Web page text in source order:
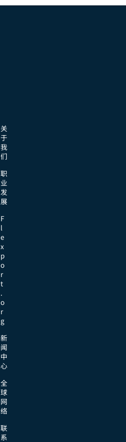
关
于
我
们
职
业
发
展
F
l
e
x
p
o
r
t
.
o
r
g
新
闻
中
心
全
球
网
络
联
系